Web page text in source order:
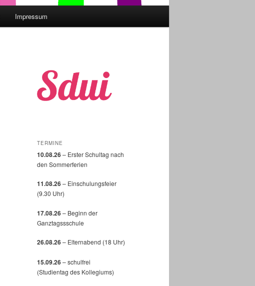
Impressum
TERMINE
10.08.26– Erster Schultag nach
den Sommerferien
11.08.26– Einschulungsfeier
(9.30 Uhr)
17.08.26– Beginn der
Ganztagssschule
26.08.26– Elternabend (18 Uhr)
15.09.26– schulfrei
(Studientag des Kollegiums)